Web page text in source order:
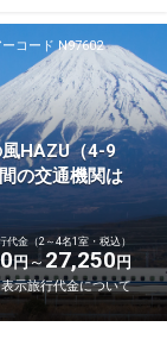
ーコード N97602
HAZU（4-9
の交通機関は
代金（2～4名1室・税込）
円 27,250円
表示旅行代金について